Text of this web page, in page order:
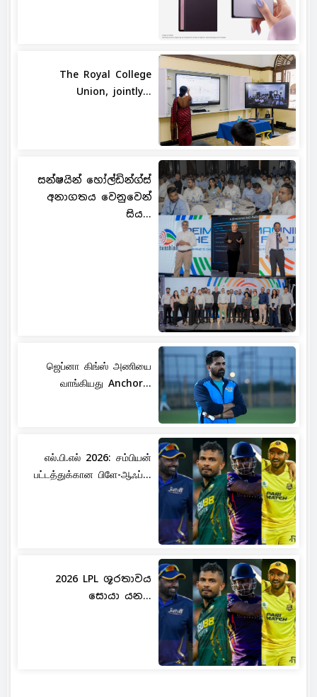
The Royal College
Union, jointly...
සන්ෂයින් හෝල්ඩින්ග්ස්
අනාගතය වෙනුවෙන්
සිය...
ஜெப்னா கிங்ஸ் அணியை
வாங்கியது Anchor...
எல்.பி.எல் 2026: சம்பியன்
பட்டத்துக்கான பிளே-ஆஃப்...
2026 LPL ශූරතාවය
සොයා යන...